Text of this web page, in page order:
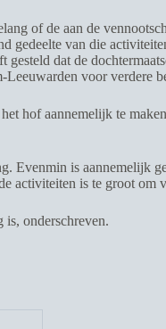
of de aan de
gedeelte van die
dat de
voor verdere
hof aannemelijk te
Evenmin is aannemelijk
activiteiten is te groot om
is, onderschreven.